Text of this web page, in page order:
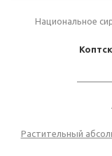
Национальное
Растительный